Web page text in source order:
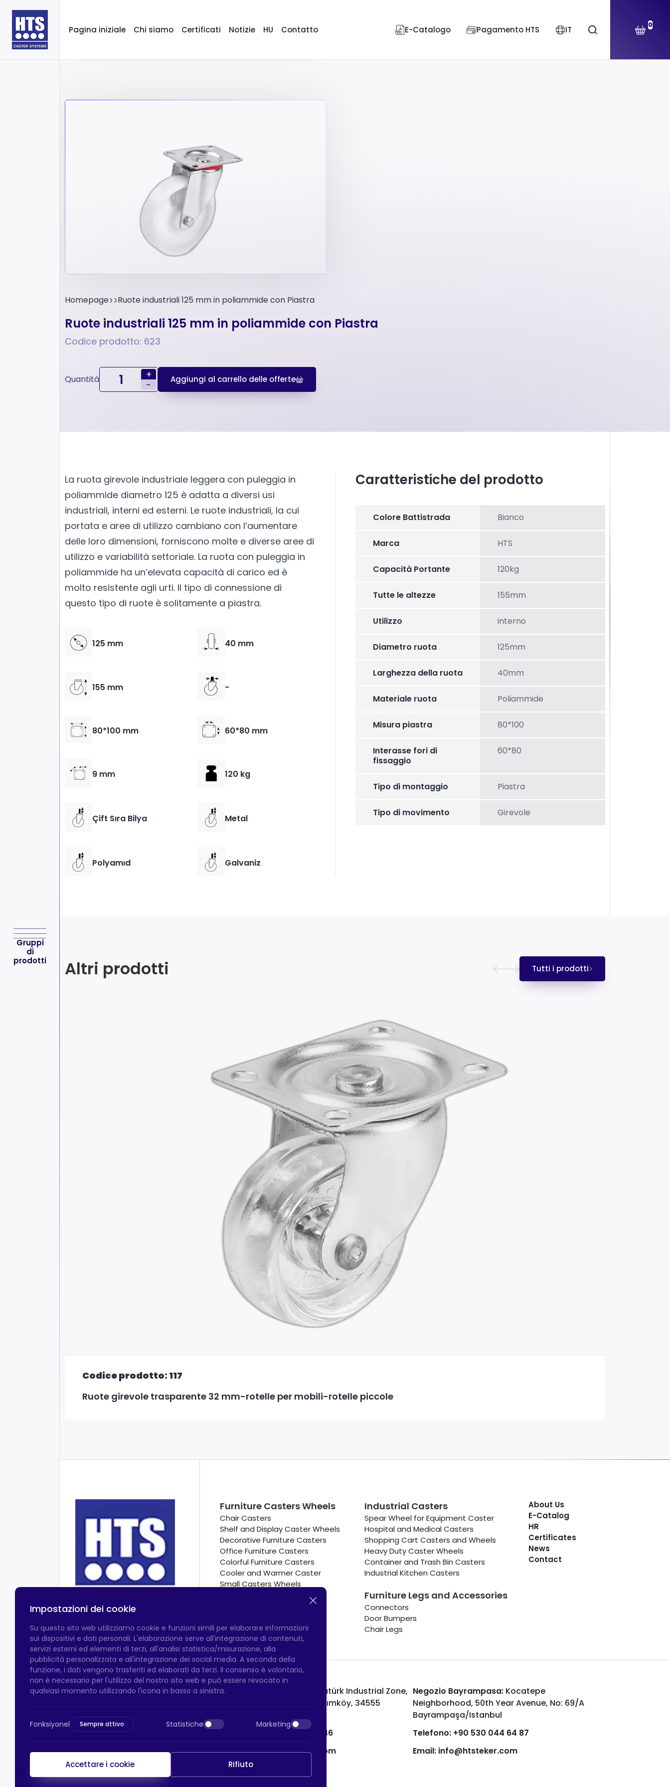
Pagina iniziale Chi siamo Certificati Notizie HU Contatto E-Catalogo Pagamento HTS IT 0
Gruppi
di
prodotti
Homepage Ruote industriali 125 mm in poliammide con Piastra
Ruote industriali 125 mm in poliammide con Piastra
Codice prodotto: 623
Quantità
+
-
Aggiungi al carrello delle offerte
La ruota girevole industriale leggera con puleggia in
poliammide diametro 125 è adatta a diversi usi
industriali, interni ed esterni. Le ruote industriali, la cui
portata e aree di utilizzo cambiano con l’aumentare
delle loro dimensioni, forniscono molte e diverse aree di
utilizzo e variabilità settoriale. La ruota con puleggia in
poliammide ha un’elevata capacità di carico ed è
molto resistente agli urti. Il tipo di connessione di
questo tipo di ruote è solitamente a piastra.
125 mm 40 mm
155 mm -
80*100 mm 60*80 mm
9 mm 120 kg
Çift Sıra Bilya Metal
Polyamıd Galvaniz
Caratteristiche del prodotto
Colore Battistrada Bianco
Marca HTS
Capacità Portante 120kg
Tutte le altezze 155mm
Utilizzo interno
Diametro ruota 125mm
Larghezza della ruota 40mm
Materiale ruota Poliammide
Misura piastra 80*100
Interasse fori di
fissaggio
60*80
Tipo di montaggio Piastra
Tipo di movimento Girevole
Altri prodotti Tutti i prodotti
Codice prodotto: 117
Ruote girevole trasparente 32 mm-rotelle per mobili-rotelle piccole
Furniture Casters Wheels
Chair Casters
Shelf and Display Caster Wheels
Decorative Furniture Casters
Office Furniture Casters
Colorful Furniture Casters
Cooler and Warmer Caster
Small Casters Wheels
Hotel Equipment Casters
Industrial Casters
Spear Wheel for Equipment Caster
Hospital and Medical Casters
Shopping Cart Casters and Wheels
Heavy Duty Caster Wheels
Container and Trash Bin Casters
Industrial Kitchen Casters
Furniture Legs and Accessories
Connectors
Door Bumpers
Chair Legs
About Us
E-Catalog
HR
Certificates
News
Contact
Fabbrica di Hadımköy:
Atatürk Industrial Zone,
Uzunçayır Street, No:11 Hadımköy, 34555
Telefono:
+90 212 640 66 46
Email:export@htsteker.com
Negozio Bayrampasa:Kocatepe
Neighborhood, 50th Year Avenue, No: 69/A
Bayrampaşa/Istanbul
Telefono:+90 530 044 64 87
Email: info@htsteker.com
Impostazioni dei cookie
Su questo sito web utilizziamo cookie e funzioni simili per elaborare informazioni
sui dispositivi e dati personali. L'elaborazione serve all'integrazione di contenuti,
servizi esterni ed elementi di terzi, all'analisi statistica/misurazione, alla
pubblicità personalizzata e all'integrazione dei social media. A seconda della
funzione, i dati vengono trasferiti ed elaborati da terzi. Il consenso è volontario,
non è necessario per l'utilizzo del nostro sito web e può essere revocato in
qualsiasi momento utilizzando l'icona in basso a sinistra.
Fonksiyonel Sempre attivo Statistiche Marketing
Accettare i cookie Rifiuto